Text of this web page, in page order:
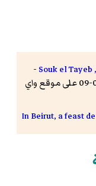
Souk el
-
2007-06-09 على موقع واي
In Beirut, a feast